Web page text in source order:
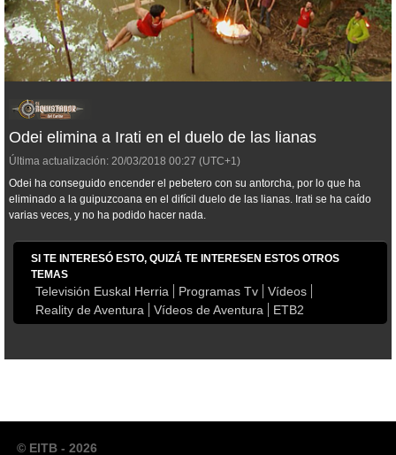
Odei elimina a Irati en el duelo de las lianas
Última actualización: 20/03/2018 00:27 (UTC+1)
Odei ha conseguido encender el pebetero con su antorcha, por lo que ha
eliminado a la guipuzcoana en el difícil duelo de las lianas. Irati se ha caído
varias veces, y no ha podido hacer nada.
SI TE INTERESÓ ESTO, QUIZÁ TE INTERESEN ESTOS OTROS
TEMAS
Televisión Euskal Herria Programas Tv
Vídeos
Reality de Aventura
Vídeos de Aventura ETB2
© EITB - 2026